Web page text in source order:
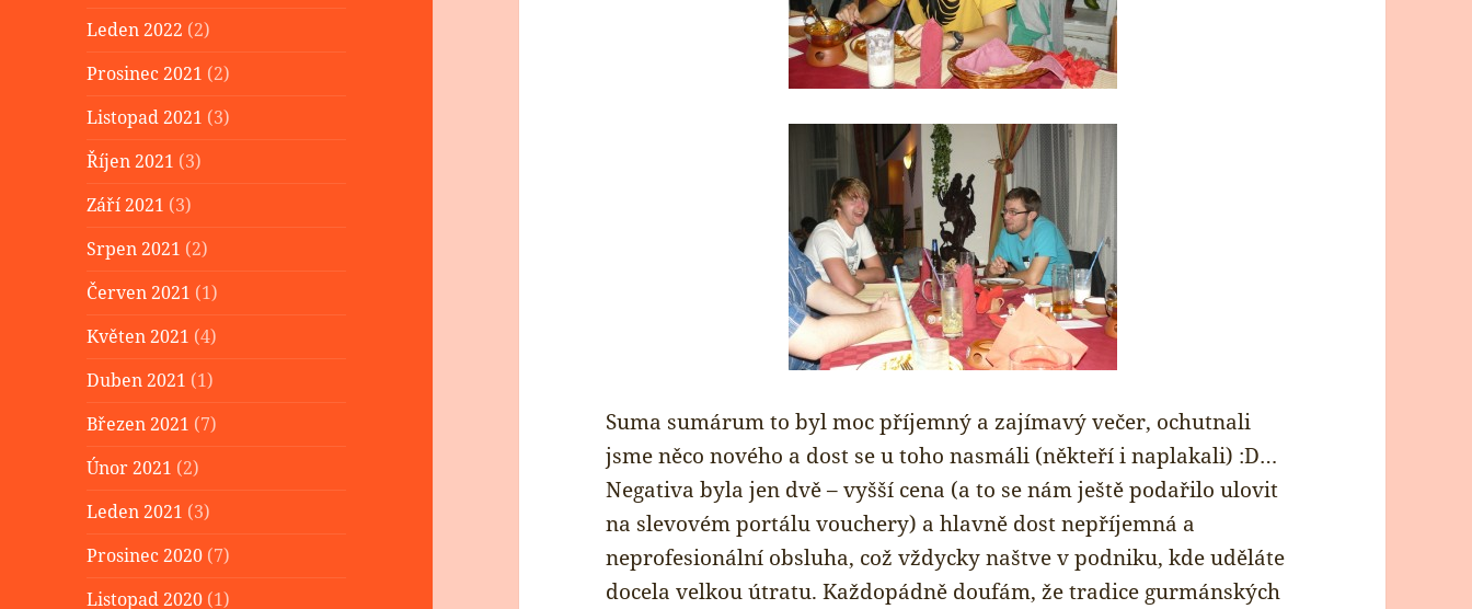
Leden 2022 (2)
Prosinec 2021 (2)
Listopad 2021 (3)
Říjen 2021 (3)
Září 2021 (3)
Srpen 2021 (2)
Červen 2021 (1)
Květen 2021 (4)
Duben 2021 (1)
Březen 2021 (7)
Únor 2021 (2)
Leden 2021 (3)
Prosinec 2020 (7)
Listopad 2020 (1)
Suma sumárum to byl moc příjemný a zajímavý večer, ochutnali
jsme něco nového a dost se u toho nasmáli (někteří i naplakali) :D…
Negativa byla jen dvě – vyšší cena (a to se nám ještě podařilo ulovit
na slevovém portálu vouchery) a hlavně dost nepříjemná a
neprofesionální obsluha, což vždycky naštve v podniku, kde uděláte
docela velkou útratu. Každopádně doufám, že tradice gurmánských